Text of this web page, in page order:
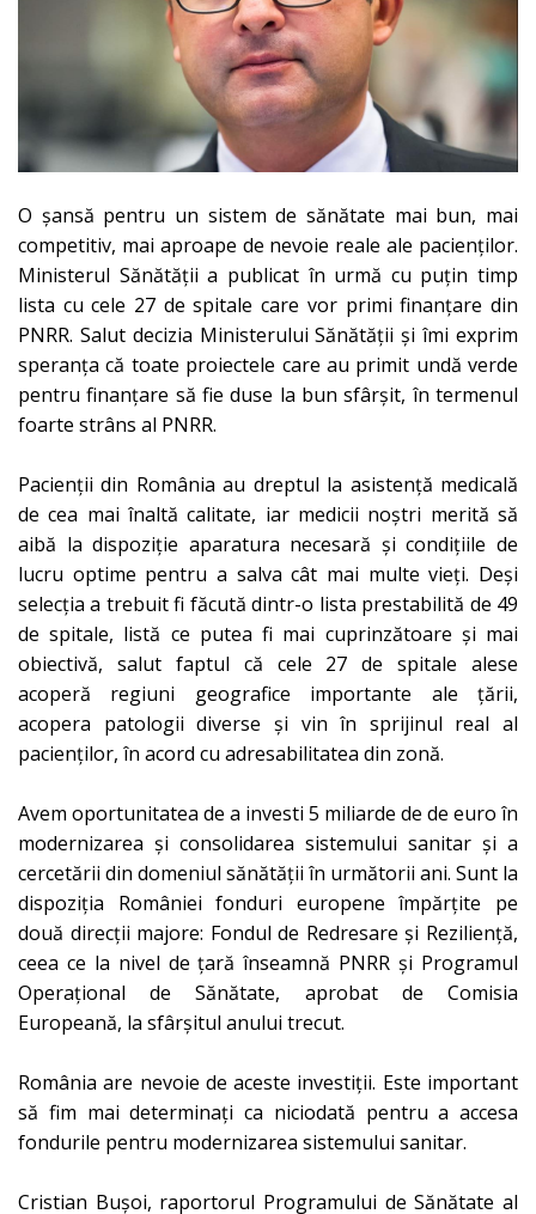
O șansă pentru un sistem de sănătate mai bun, mai
competitiv, mai aproape de nevoie reale ale pacienților.
Ministerul Sănătății a publicat în urmă cu puțin timp
lista cu cele 27 de spitale care vor primi finanțare din
PNRR. Salut decizia Ministerului Sănătății și îmi exprim
speranța că toate proiectele care au primit undă verde
pentru finanțare să fie duse la bun sfârșit, în termenul
foarte strâns al PNRR.
Pacienții din România au dreptul la asistență medicală
de cea mai înaltă calitate, iar medicii noștri merită să
aibă la dispoziție aparatura necesară și condițiile de
lucru optime pentru a salva cât mai multe vieți. Deși
selecția a trebuit fi făcută dintr-o lista prestabilită de 49
de spitale, listă ce putea fi mai cuprinzătoare și mai
obiectivă, salut faptul că cele 27 de spitale alese
acoperă regiuni geografice importante ale țării,
acopera patologii diverse și vin în sprijinul real al
pacienților, în acord cu adresabilitatea din zonă.
Avem oportunitatea de a investi 5 miliarde de de euro în
modernizarea și consolidarea sistemului sanitar și a
cercetării din domeniul sănătății în următorii ani. Sunt la
dispoziția României fonduri europene împărțite pe
două direcții majore: Fondul de Redresare și Reziliență,
ceea ce la nivel de țară înseamnă PNRR și Programul
Operațional de Sănătate, aprobat de Comisia
Europeană, la sfârșitul anului trecut.
România are nevoie de aceste investiții. Este important
să fim mai determinați ca niciodată pentru a accesa
fondurile pentru modernizarea sistemului sanitar.
Cristian Bușoi, raportorul Programului de Sănătate al